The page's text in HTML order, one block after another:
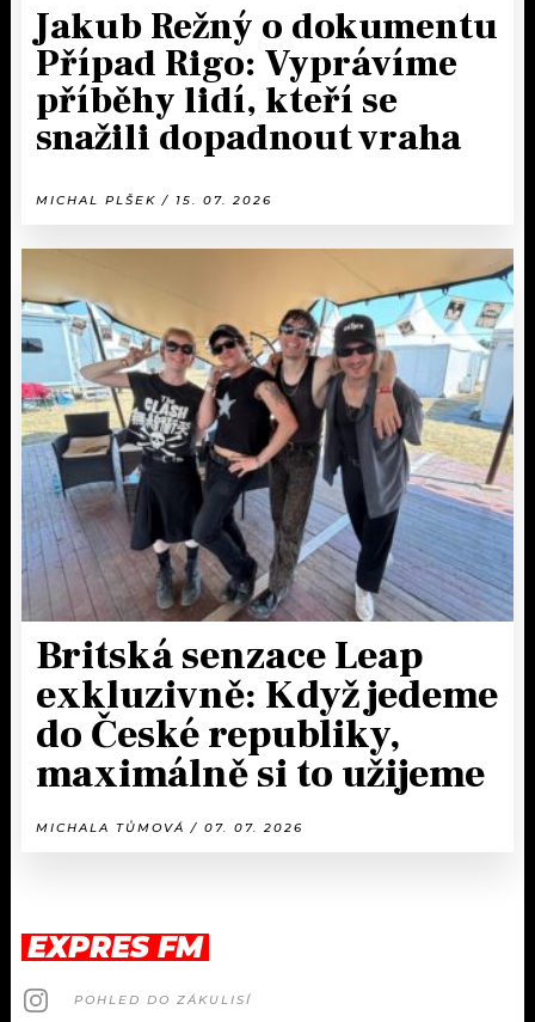
Jakub Režný o dokumentu
Případ Rigo: Vyprávíme
příběhy lidí, kteří se
snažili dopadnout vraha
MICHAL PLŠEK / 15. 07. 2026
Britská senzace Leap
exkluzivně: Když jedeme
do České republiky,
maximálně si to užijeme
MICHALA TŮMOVÁ / 07. 07. 2026
EXPRES FM
POHLED DO ZÁKULISÍ